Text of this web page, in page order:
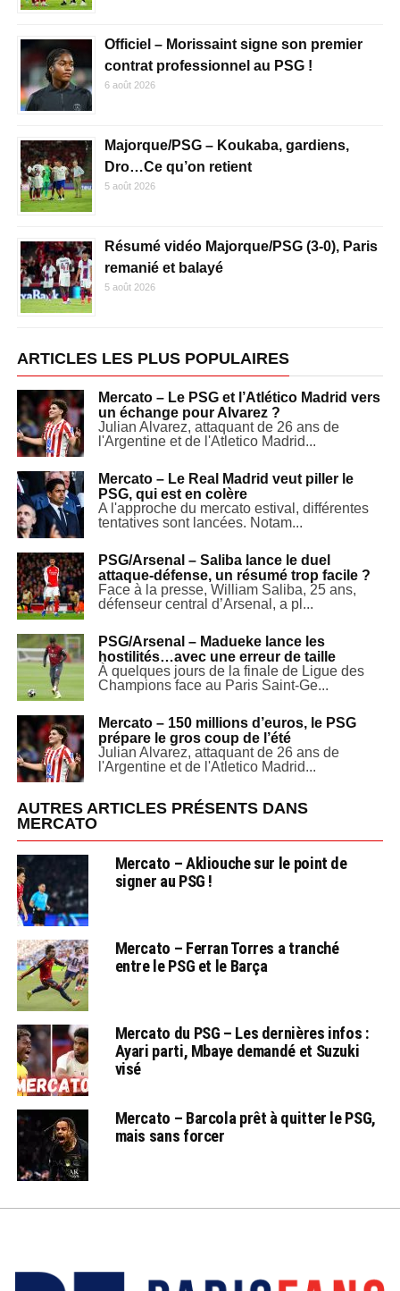
Officiel – Morissaint signe son premier
contrat professionnel au PSG !
6 août 2026
Majorque/PSG – Koukaba, gardiens,
Dro…Ce qu’on retient
5 août 2026
Résumé vidéo Majorque/PSG (3-0), Paris
remanié et balayé
5 août 2026
ARTICLES LES PLUS POPULAIRES
Mercato – Le PSG et l’Atlético Madrid vers
un échange pour Alvarez ?
Julian Alvarez, attaquant de 26 ans de
l'Argentine et de l'Atletico Madrid...
Mercato – Le Real Madrid veut piller le
PSG, qui est en colère
A l'approche du mercato estival, différentes
tentatives sont lancées. Notam...
PSG/Arsenal – Saliba lance le duel
attaque-défense, un résumé trop facile ?
Face à la presse, William Saliba, 25 ans,
défenseur central d’Arsenal, a pl...
PSG/Arsenal – Madueke lance les
hostilités…avec une erreur de taille
À quelques jours de la finale de Ligue des
Champions face au Paris Saint-Ge...
Mercato – 150 millions d’euros, le PSG
prépare le gros coup de l’été
Julian Alvarez, attaquant de 26 ans de
l'Argentine et de l'Atletico Madrid...
AUTRES ARTICLES PRÉSENTS DANS
MERCATO
Mercato – Akliouche sur le point de
signer au PSG !
Mercato – Ferran Torres a tranché
entre le PSG et le Barça
Mercato du PSG – Les dernières infos :
Ayari parti, Mbaye demandé et Suzuki
visé
Mercato – Barcola prêt à quitter le PSG,
mais sans forcer